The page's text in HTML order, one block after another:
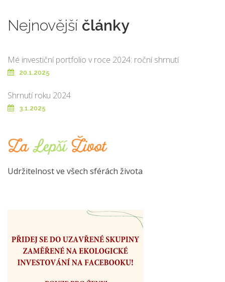
Nejnovější články
Mé investiční portfolio v roce 2024: roční shrnutí
20.1.2025
Shrnutí roku 2024
3.1.2025
Udržitelnost ve všech sférách života